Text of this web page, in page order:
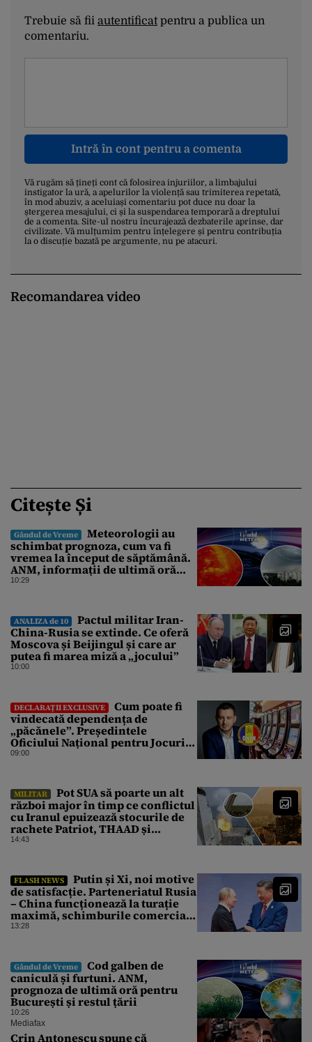
Trebuie să fii autentificatpentru a publica un
comentariu.
Intră în cont pentru a comenta
Vă rugăm să țineți cont că folosirea injuriilor, a limbajului
instigator la ură, a apelurilor la violență sau trimiterea repetată,
în mod abuziv, a aceluiași comentariu pot duce nu doar la
ștergerea mesajului, ci și la suspendarea temporară a dreptului
de a comenta. Site-ul nostru încurajează dezbaterile aprinse, dar
civilizate. Vă mulțumim pentru înțelegere și pentru contribuția
la o discuție bazată pe argumente, nu pe atacuri.
Recomandarea video
Citește Și
Gândul de Vreme
Meteorologii au
schimbat prognoza, cum va fi
vremea la început de săptămână.
ANM, informații de ultimă oră
pentru Gândul
10:29
ANALIZA de 10
Pactul militar Iran-
China-Rusia se extinde. Ce oferă
Moscova și Beijingul și care ar
putea fi marea miză a „jocului”
10:00
DECLARAȚII EXCLUSIVE
Cum poate fi
vindecată dependența de
„păcănele”. Președintele
Oficiului Național pentru Jocuri
de Noroc propune o ordonanță de
unică
09:00
MILITAR
Pot SUA să poarte un alt
război major în timp ce conflictul
cu Iranul epuizează stocurile de
rachete Patriot, THAAD și
Tomahawk?
14:43
FLASH NEWS
Putin și Xi, noi motive
de satisfacție. Parteneriatul Rusia
– China funcționează la turație
maximă, schimburile comerciale
ating niveluri record
13:28
Gândul de Vreme
Cod galben de
caniculă și furtuni. ANM,
prognoza de ultimă oră pentru
București și restul țării
10:26
Mediafax
Crin Antonescu spune că